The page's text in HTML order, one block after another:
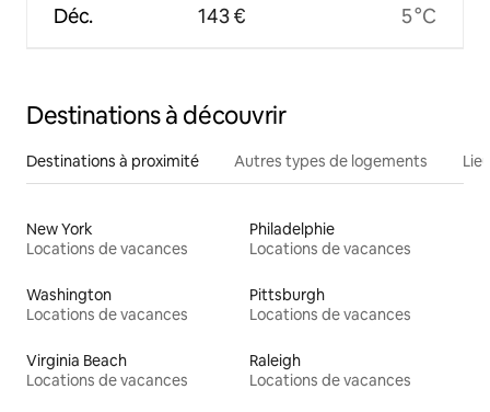
Déc. 143 € 5 °C
Destinations à découvrir
Destinations à proximité Autres types de logements
New York
Locations de vacances
Philadelphie
Locations de vacances
Washington
Locations de vacances
Pittsburgh
Locations de vacances
Virginia Beach
Locations de vacances
Raleigh
Locations de vacances